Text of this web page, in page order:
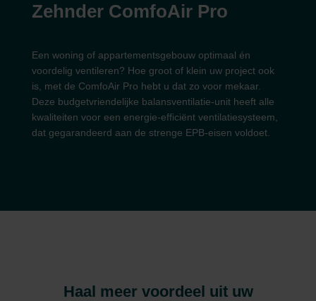
Zehnder ComfoAir Pro
Een woning of appartementsgebouw optimaal én
voordelig ventileren? Hoe groot of klein uw project ook
is, met de ComfoAir Pro hebt u dat zo voor mekaar.
Deze budgetvriendelijke balansventilatie-unit heeft alle
kwaliteiten voor een energie-efficiënt ventilatiesysteem,
dat gegarandeerd aan de strenge EPB-eisen voldoet.
Haal meer voordeel uit uw